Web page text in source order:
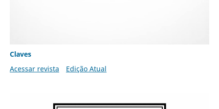
Claves
Acessar revista
Edição Atual